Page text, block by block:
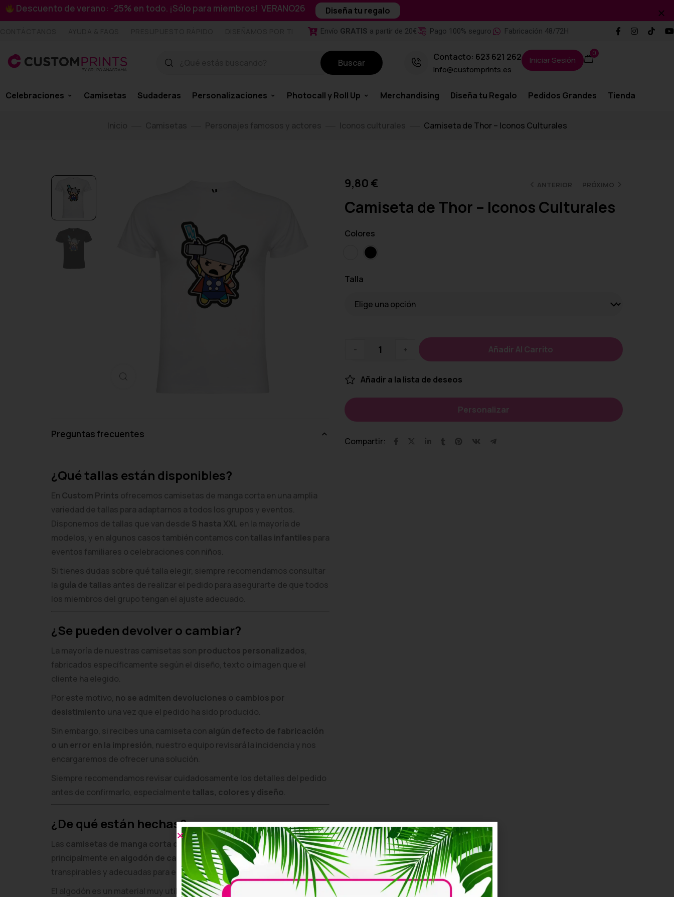
Descuento de verano: -25% en todo. ¡Sólo para miembros! VERANO26 Diseña tu regalo
Envío GRATIS a partir de 20€ Pago 100% seguro Fabricación 48/72H
Buscar
Contacto: 623 621 262
info@customprints.es
Iniciar Sesión
0
Celebraciones Camisetas Sudaderas Personalizaciones Photocall y Roll Up Merchandising Diseña tu Regalo Pedidos Grandes Tienda
Inicio Camisetas Personajes famosos y actores Iconos culturales Camiseta de Thor – Iconos Culturales
Preguntas frecuentes
¿Qué tallas están disponibles?
En Custom Prints ofrecemos camisetas de manga corta en una amplia
variedad de tallas para adaptarnos a todos los grupos y eventos.
Disponemos de tallas que van desde S hasta XXL en la mayoría de
modelos, y en algunos casos también contamos con tallas infantiles para
eventos familiares o celebraciones con niños.
Si tienes dudas sobre qué talla elegir, siempre recomendamos consultar
la guía de tallas antes de realizar el pedido para asegurarte de que todos
los miembros del grupo tengan el ajuste adecuado.
¿Se pueden devolver o cambiar?
La mayoría de nuestras camisetas son productos personalizados,
fabricados específicamente según el diseño, texto o imagen que el
cliente ha elegido.
Por este motivo, no se admiten devoluciones o cambios por
desistimiento una vez que el pedido ha sido producido.
Sin embargo, si recibes una camiseta con algún defecto de fabricación
o un error en la impresión, nuestro equipo revisará la incidencia y nos
encargaremos de ofrecer una solución.
Siempre recomendamos revisar cuidadosamente los detalles del pedido
antes de confirmarlo, especialmente tallas, colores y diseño.
¿De qué están hechas?
Las camisetas de manga corta de Custom Printsestán fabricadas
principalmente en algodón de calidad, lo que las hace cómodas,
transpirables y adecuadas para el uso diario o para eventos.
El algodón es un material muy utilizado en prendas personalizadas
ANTERIOR PRÓXIMO
9,80 €
Camiseta de Thor – Iconos Culturales
Colores
Talla
- + Añadir Al Carrito
Añadir a la lista de deseos
Personalizar
Compartir: